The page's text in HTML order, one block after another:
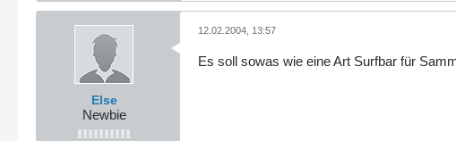
Else
Newbie
12.02.2004, 13:57
Es soll sowas wie eine Art Surfbar für